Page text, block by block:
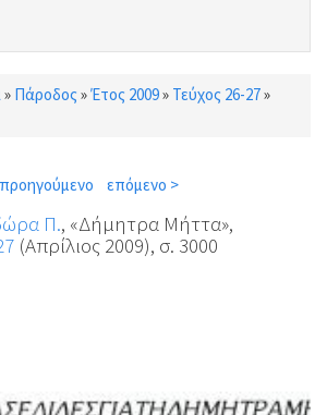
» Πάροδος »Έτος 2009» Τεύχος 26-27»
επόμενο >
Π., «Δήμητρα Μήττα»,
(Απρίλιος 2009), σ. 3000